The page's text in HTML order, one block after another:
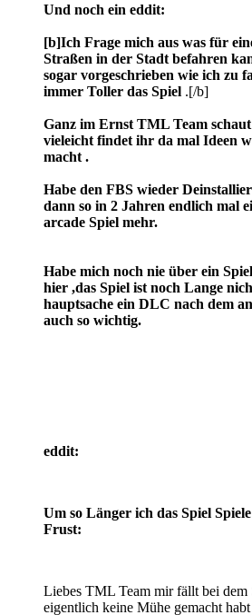
Und noch ein eddit:
[b]Ich Frage mich aus was für
Straßen in der Stadt befahren
sogar vorgeschrieben wie ich zu
immer Toller das Spiel .[/b]
Ganz im Ernst TML Team
vieleicht findet ihr da mal Ideen
macht .
Habe den FBS wieder
dann so in 2 Jahren endlich mal
arcade Spiel mehr.
Habe mich noch nie über ein
hier ,das Spiel ist noch Lange
hauptsache ein DLC nach dem
auch so wichtig.
eddit:
Um so Länger ich das Spiel
Frust:
Liebes TML Team mir fällt bei dem
eigentlich keine Mühe gemacht